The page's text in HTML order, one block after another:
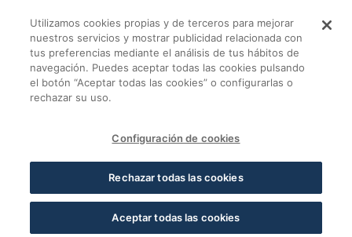
La demanda de
Volver a todas las noticias
La demanda de productos
solares en las farmacias crece
un 45%, intensificada por la
Utilizamos cookies propias y de terceros para mejorar
nuestros servicios y mostrar publicidad relacionada con
tus preferencias mediante el análisis de tus hábitos de
navegación. Puedes aceptar todas las cookies pulsando
el botón “Aceptar todas las cookies” o configurarlas o
rechazar su uso.
Configuración de cookies
Rechazar todas las cookies
Aceptar todas las cookies